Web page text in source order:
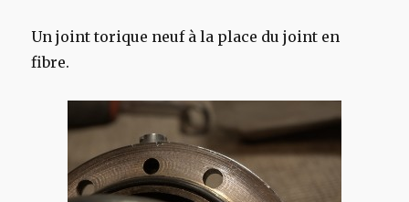
Un joint torique neuf à la place du joint en
fibre.